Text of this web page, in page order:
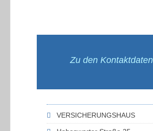
Zu den Kontaktdaten
VERSICHERUNGSHAUS